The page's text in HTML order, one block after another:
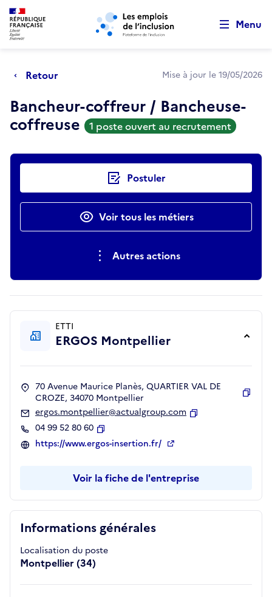
Aller au menu principal Aller au contenu principal
Menu
Retour Mise à jour le 19/05/2026
Bancheur-coffreur / Bancheuse-
coffreuse 1 poste ouvert au recrutement
Actions rapides Postuler
Voir tous les métiers
Autres actions
Informations générales
Localisation du poste
Montpellier (34)
ETTI
ERGOS Montpellier
70 Avenue Maurice Planès, QUARTIER VAL DE
CROZE, 34070 Montpellier
ergos.montpellier@actualgroup.com
04 99 52 80 60
Copier
https://www.ergos-insertion.fr/
Voir la fiche de l'entreprise
Retour au début de la page
Panneau de gestion des cookies